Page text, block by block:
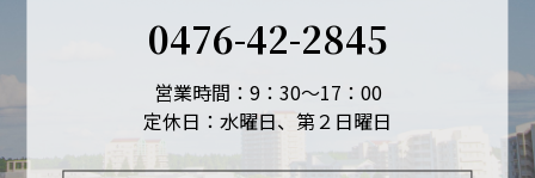
0476-42-2845
営業時間：9：30～17：00
定休日：水曜日、第２日曜日